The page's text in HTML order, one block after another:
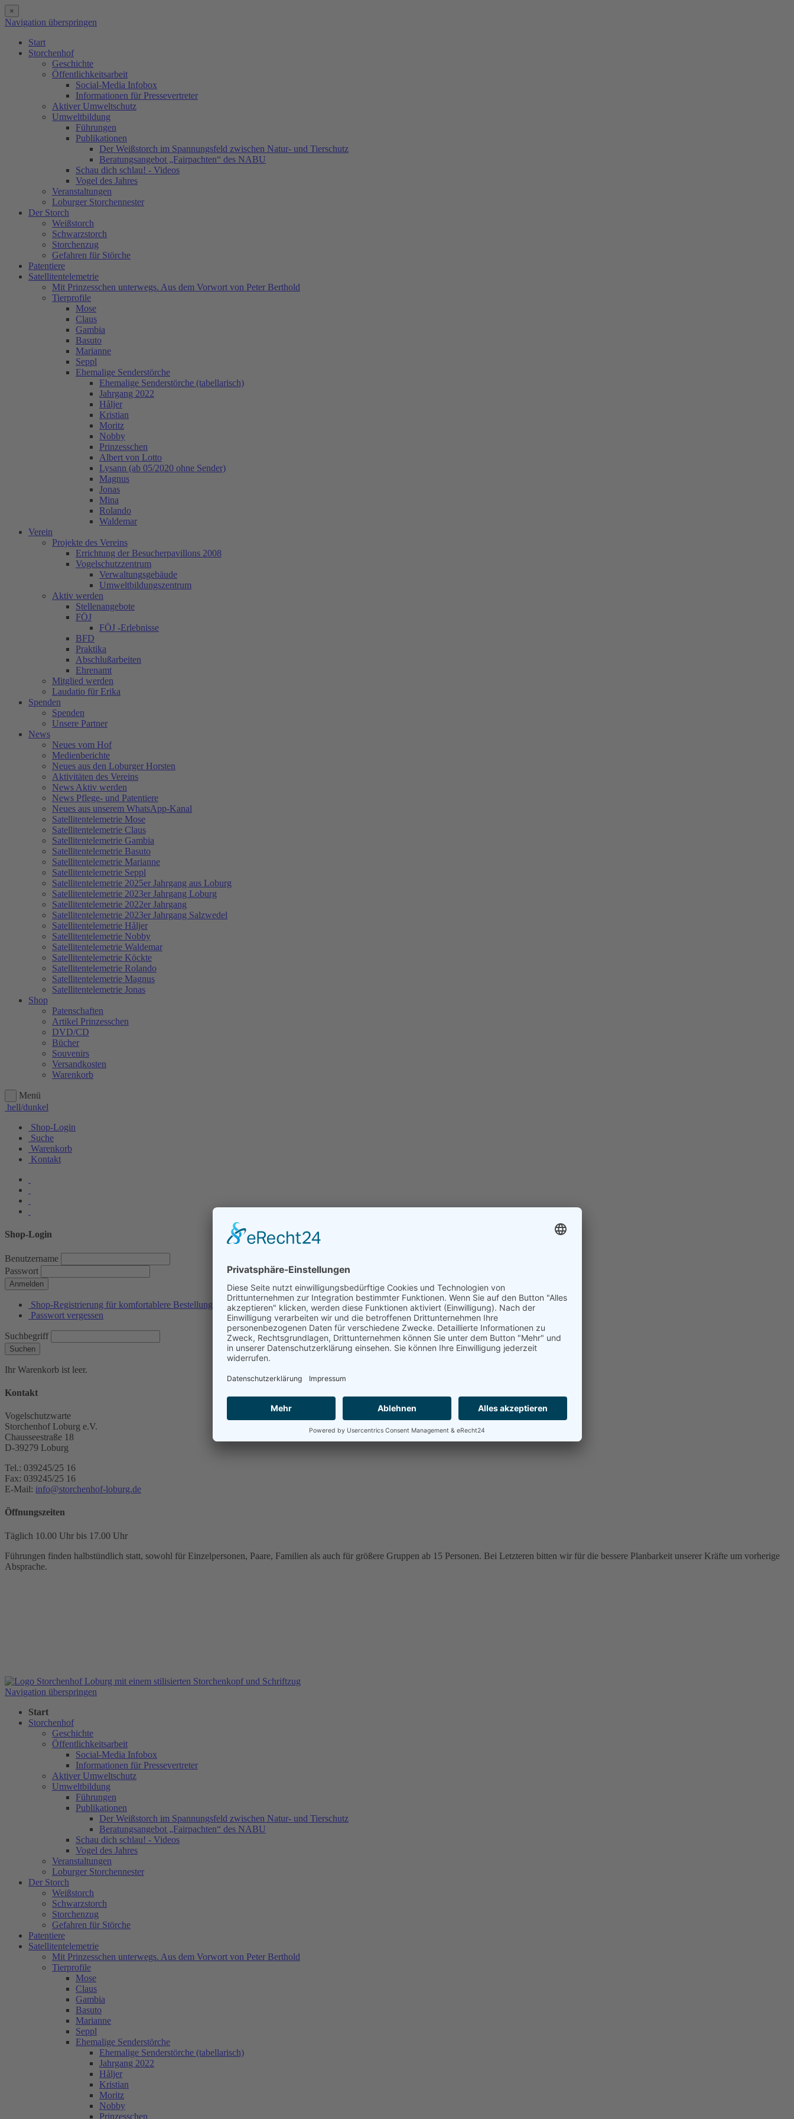
×
Navigation überspringen
Start
Storchenhof
Geschichte
Öffentlichkeitsarbeit
Social-Media Infobox
Informationen für Pressevertreter
Aktiver Umweltschutz
Umweltbildung
Führungen
Publikationen
Der Weißstorch im Spannungsfeld zwischen Natur- und Tierschutz
Beratungsangebot „Fairpachten“ des NABU
Schau dich schlau! - Videos
Vogel des Jahres
Veranstaltungen
Loburger Storchennester
Der Storch
Weißstorch
Schwarzstorch
Storchenzug
Gefahren für Störche
Patentiere
Satellitentelemetrie
Mit Prinzesschen unterwegs. Aus dem Vorwort von Peter Berthold
Tierprofile
Mose
Claus
Gambia
Basuto
Marianne
Seppl
Ehemalige Senderstörche
Ehemalige Senderstörche (tabellarisch)
Jahrgang 2022
Håljer
Kristian
Moritz
Nobby
Prinzesschen
Albert von Lotto
Lysann (ab 05/2020 ohne Sender)
Magnus
Jonas
Mina
Rolando
Waldemar
Verein
Projekte des Vereins
Errichtung der Besucherpavillons 2008
Vogelschutzzentrum
Verwaltungsgebäude
Umweltbildungszentrum
Aktiv werden
Stellenangebote
FÖJ
FÖJ -Erlebnisse
BFD
Praktika
Abschlußarbeiten
Ehrenamt
Mitglied werden
Laudatio für Erika
Spenden
Spenden
Unsere Partner
News
Neues vom Hof
Medienberichte
Neues aus den Loburger Horsten
Aktivitäten des Vereins
News Aktiv werden
News Pflege- und Patentiere
Neues aus unserem WhatsApp-Kanal
Satellitentelemetrie Mose
Satellitentelemetrie Claus
Satellitentelemetrie Gambia
Satellitentelemetrie Basuto
Satellitentelemetrie Marianne
Satellitentelemetrie Seppl
Satellitentelemetrie 2025er Jahrgang aus Loburg
Satellitentelemetrie 2023er Jahrgang Loburg
Satellitentelemetrie 2022er Jahrgang
Satellitentelemetrie 2023er Jahrgang Salzwedel
Satellitentelemetrie Håljer
Satellitentelemetrie Nobby
Satellitentelemetrie Waldemar
Satellitentelemetrie Köckte
Satellitentelemetrie Rolando
Satellitentelemetrie Magnus
Satellitentelemetrie Jonas
Shop
Patenschaften
Artikel Prinzesschen
DVD/CD
Bücher
Souvenirs
Versandkosten
Warenkorb
Menü
hell/dunkel
Shop-Login
Suche
Warenkorb
Kontakt
Shop-Login
Benutzername
Passwort
Anmelden
Shop-Registrierung für komfortablere Bestellungen
Passwort vergessen
Suchbegriff
Suchen
Ihr Warenkorb ist leer.
Kontakt
Vogelschutzwarte
Storchenhof Loburg e.V.
Chausseestraße 18
D-39279 Loburg
Tel.: 039245/25 16
Fax: 039245/25 16
E-Mail: info@storchenhof-loburg.de
Öffnungszeiten
Täglich 10.00 Uhr bis 17.00 Uhr
Führungen finden halbstündlich statt, sowohl für Einzelpersonen, Paare, Familien als auch für größere Gruppen ab 15 Personen. Bei Letzteren bitten wir für die bessere Planbarkeit unserer Kräfte um vorherige
Absprache.
Navigation überspringen
Start
Storchenhof
Geschichte
Öffentlichkeitsarbeit
Social-Media Infobox
Informationen für Pressevertreter
Aktiver Umweltschutz
Umweltbildung
Führungen
Publikationen
Der Weißstorch im Spannungsfeld zwischen Natur- und Tierschutz
Beratungsangebot „Fairpachten“ des NABU
Schau dich schlau! - Videos
Vogel des Jahres
Veranstaltungen
Loburger Storchennester
Der Storch
Weißstorch
Schwarzstorch
Storchenzug
Gefahren für Störche
Patentiere
Satellitentelemetrie
Mit Prinzesschen unterwegs. Aus dem Vorwort von Peter Berthold
Tierprofile
Mose
Claus
Gambia
Basuto
Marianne
Seppl
Ehemalige Senderstörche
Ehemalige Senderstörche (tabellarisch)
Jahrgang 2022
Håljer
Kristian
Moritz
Nobby
Prinzesschen